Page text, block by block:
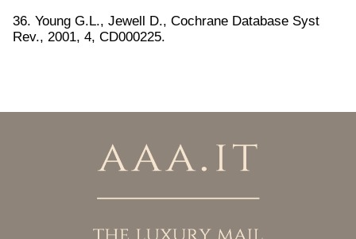
36. Young G.L., Jewell D., Cochrane Database Syst
Rev., 2001, 4, CD000225.